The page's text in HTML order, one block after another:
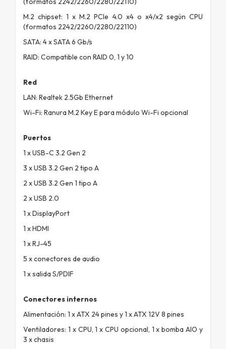
M.2 chipset: 1 x M.2 PCIe 4.0 x4 o x4/x2 según CPU
(formatos 2242/2260/2280/22110)
SATA: 4 x SATA 6 Gb/s
RAID: Compatible con RAID 0, 1 y 10
Red
LAN: Realtek 2.5Gb Ethernet
Wi-Fi: Ranura M.2 Key E para módulo Wi-Fi opcional
Puertos
1 x USB-C 3.2 Gen 2
3 x USB 3.2 Gen 2 tipo A
2 x USB 3.2 Gen 1 tipo A
2 x USB 2.0
1 x DisplayPort
1 x HDMI
1 x RJ-45
5 x conectores de audio
1 x salida S/PDIF
Conectores internos
Alimentación: 1 x ATX 24 pines y 1 x ATX 12V 8 pines
Ventiladores: 1 x CPU, 1 x CPU opcional, 1 x bomba AIO y
3 x chasis